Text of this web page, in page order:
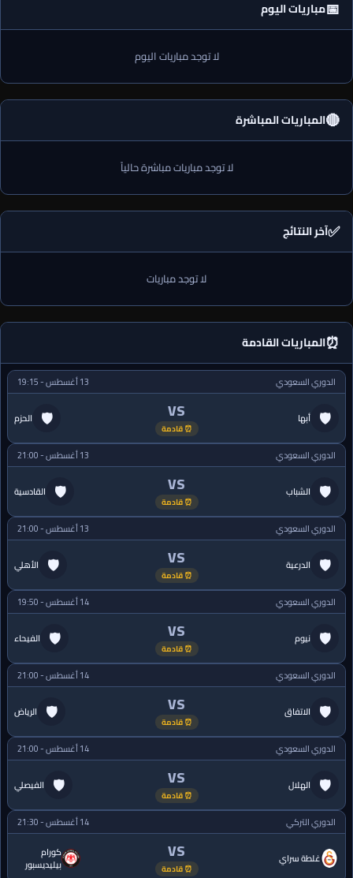
📅مباريات اليوم
لا توجد مباريات اليوم
🔴المباريات المباشرة
لا توجد مباريات مباشرة حالياً
✅آخر النتائج
لا توجد مباريات
⏰المباريات القادمة
الدوري السعودي 13 أغسطس - 19:15
🛡 أبها VS
⏰ قادمة
الحزم 🛡
الدوري السعودي 13 أغسطس - 21:00
🛡 الشباب VS
⏰ قادمة
القادسية 🛡
الدوري السعودي 13 أغسطس - 21:00
🛡 الدرعية VS
⏰ قادمة
الأهلي 🛡
الدوري السعودي 14 أغسطس - 19:50
🛡 نيوم VS
⏰ قادمة
الفيحاء 🛡
الدوري السعودي 14 أغسطس - 21:00
🛡 الاتفاق VS
⏰ قادمة
الرياض 🛡
الدوري السعودي 14 أغسطس - 21:00
🛡 الهلال VS
⏰ قادمة
الفيصلي 🛡
الدوري التركي 14 أغسطس - 21:30
غلطة سراي VS
⏰ قادمة
كورام
بيليديسبور